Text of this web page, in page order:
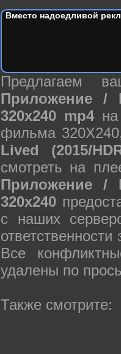
Вместо надоедливой
Предлагаем
Приложение /
320х240 mp4на
фильма
Lived (2015/
смотреть на
Приложение /
320х240
с наших
Все
удалены по
Также смотрите: